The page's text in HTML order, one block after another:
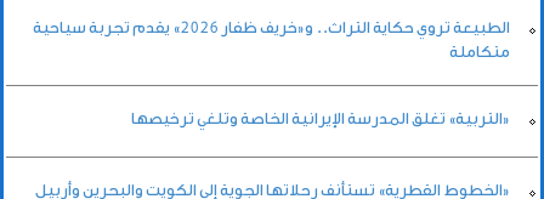
الطبيعة تروي حكاية التراث.. و«خريف ظفار 2026» يقدم تجربة سياحية
متكاملة
«التربية» تغلق المدرسة الإيرانية الخاصة وتلغي ترخيصها
«الخطوط القطرية» تستأنف رحلاتها الجوية إلى الكويت والبحرين وأربيل